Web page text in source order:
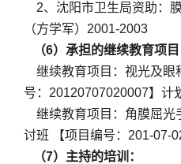
2、沈阳市卫生局资助：
（方学军）2001-2003
（6）承担的继续教育项目
继续教育项目：视光及眼
号：20120707020007】计
继续教育项目：角膜屈光
讨班 【项目编号：201-07-
（7）主持的培训：